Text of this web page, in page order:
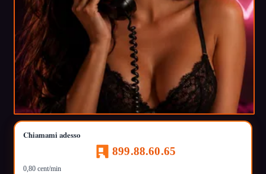
Chiamami adesso
899.88.60.65
0,80 cent/min